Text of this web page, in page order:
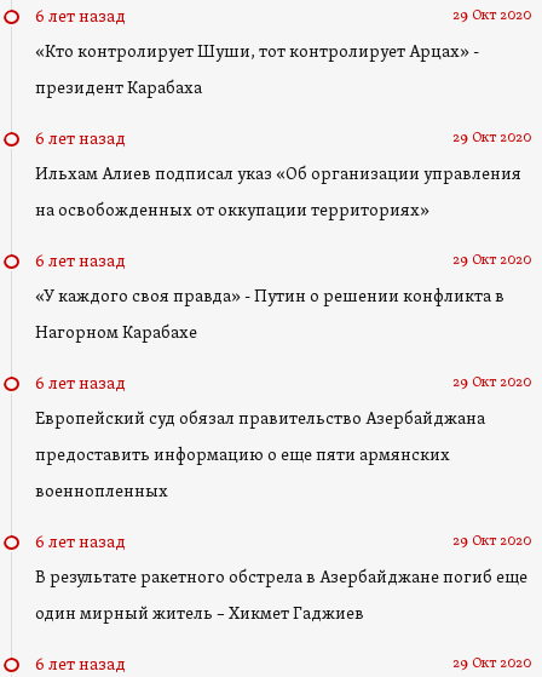
6 лет назад 29 Окт 2020
«Кто контролирует Шуши, тот контролирует Арцах» -
президент Карабаха
6 лет назад 29 Окт 2020
Ильхам Алиев подписал указ «Об организации управления
на освобожденных от оккупации территориях»
6 лет назад 29 Окт 2020
«У каждого своя правда» - Путин о решении конфликта в
Нагорном Карабахе
6 лет назад 29 Окт 2020
Европейский суд обязал правительство Азербайджана
предоставить информацию о еще пяти армянских
военнопленных
6 лет назад 29 Окт 2020
В результате ракетного обстрела в Азербайджане погиб еще
один мирный житель – Хикмет Гаджиев
6 лет назад 29 Окт 2020